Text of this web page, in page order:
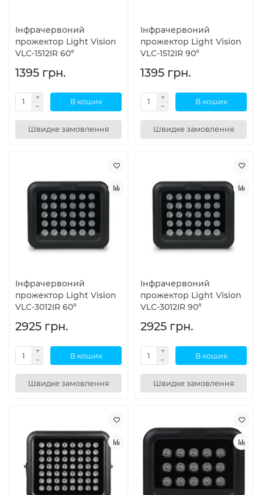
Інфрачервоний
прожектор Light Vision
VLC-1512IR 60°
1395 грн.
В кошик
Швидке замовлення
Інфрачервоний
прожектор Light Vision
VLC-1512IR 90°
1395 грн.
В кошик
Швидке замовлення
Інфрачервоний
прожектор Light Vision
VLC-3012IR 60°
2925 грн.
В кошик
Швидке замовлення
Інфрачервоний
прожектор Light Vision
VLC-3012IR 90°
2925 грн.
В кошик
Швидке замовлення